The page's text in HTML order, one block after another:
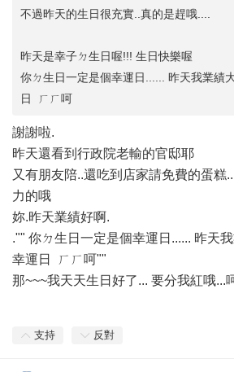
不過昨天的生日很充實..真的是趕哦....
昨天是幸子ㄉ生日喔!!! 生日快樂喔
你ㄉ生日一定是個幸運日...... 昨天我業績
日 ㄏㄏ呵
謝謝啦.
昨天還看到行政院老輸的官邸耶
又有朋友陪..還吃到店家請免費的蛋糕
力的哦
妳.昨天業績好啊.
."" 你ㄉ生日一定是個幸運日...... 昨天
幸運日 ㄏㄏ呵""
那~~~我天天生日好了... 要分我紅哦...
支持 反對